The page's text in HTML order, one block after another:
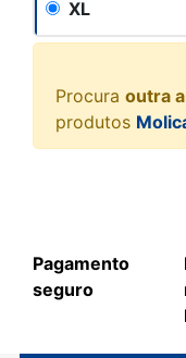
XL
Procura outra
produtos
Pagamento
seguro